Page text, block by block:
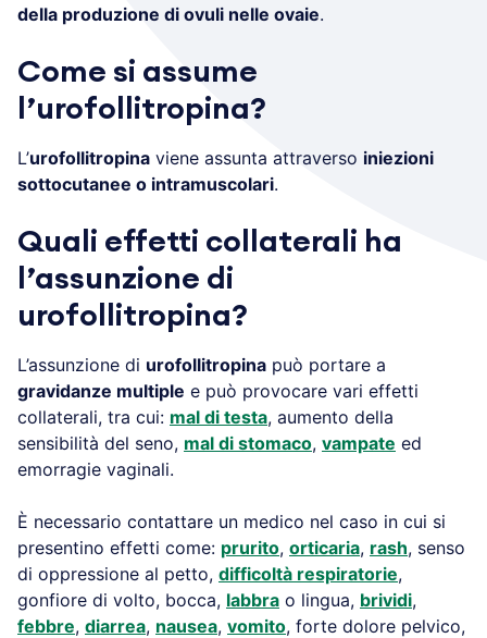
della produzione di ovuli nelle ovaie.
Come si assume
l’urofollitropina?
L’urofollitropina viene assunta attraverso iniezioni
sottocutanee o intramuscolari.
Quali effetti collaterali ha
l’assunzione di
urofollitropina?
L’assunzione di urofollitropina può portare a
gravidanze multiple e può provocare vari effetti
collaterali, tra cui: mal di testa, aumento della
sensibilità del seno, mal di stomaco, vampate ed
emorragie vaginali.
È necessario contattare un medico nel caso in cui si
presentino effetti come: prurito, orticaria, rash, senso
di oppressione al petto, difficoltà respiratorie,
gonfiore di volto, bocca, labbra o lingua, brividi,
febbre, diarrea, nausea, vomito, forte dolore pelvico,